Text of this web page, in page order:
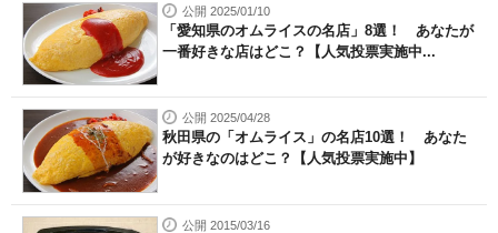
公開 2025/01/10
「愛知県のオムライスの名店」8選！ あなたが
一番好きな店はどこ？【人気投票実施中...
公開 2025/04/28
秋田県の「オムライス」の名店10選！ あなた
が好きなのはどこ？【人気投票実施中】
公開 2015/03/16